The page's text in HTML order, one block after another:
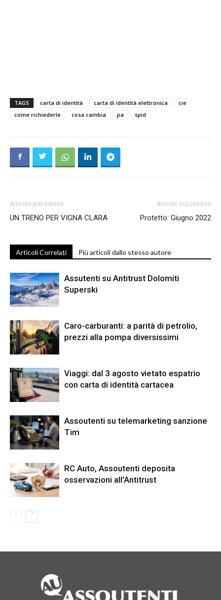
TAGS carta di identità carta di identità elettronica
cie
come richiederle
cosa cambia pa spid
Articolo precedente
UN TRENO PER VIGNA CLARA
Articolo successivo
Protetto: Giugno 2022
Articoli Correlati Più articoli dallo stesso autore
Assutenti su Antitrust Dolomiti
Superski
Caro-carburanti: a parità di petrolio,
prezzi alla pompa diversissimi
Viaggi: dal 3 agosto vietato espatrio
con carta di identità cartacea
Assoutenti su telemarketing sanzione
Tim
RC Auto, Assoutenti deposita
osservazioni all’Antitrust